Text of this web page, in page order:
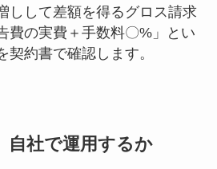
しして差額を得るグロス請求
費の実費＋手数料〇%」とい
契約書で確認します。
自社で運用するか